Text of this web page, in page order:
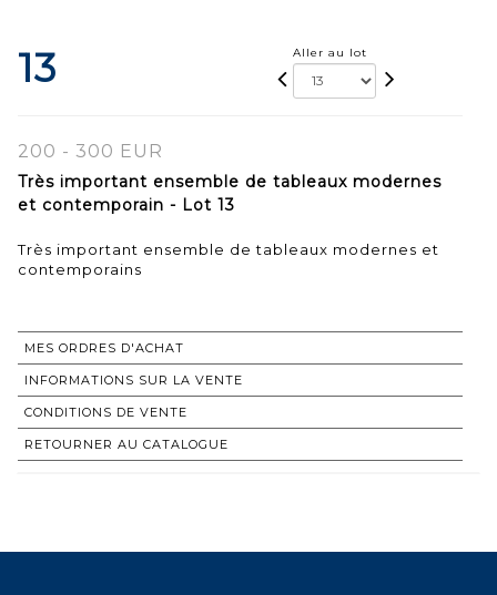
13 Aller au lot
200 - 300 EUR
Très important ensemble de tableaux modernes
et contemporain - Lot 13
Très important ensemble de tableaux modernes et
contemporains
MES ORDRES D'ACHAT
INFORMATIONS SUR LA VENTE
CONDITIONS DE VENTE
RETOURNER AU CATALOGUE